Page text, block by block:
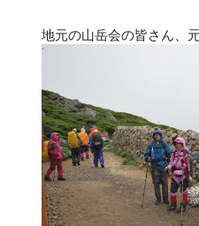
地元の山岳会の皆さん、